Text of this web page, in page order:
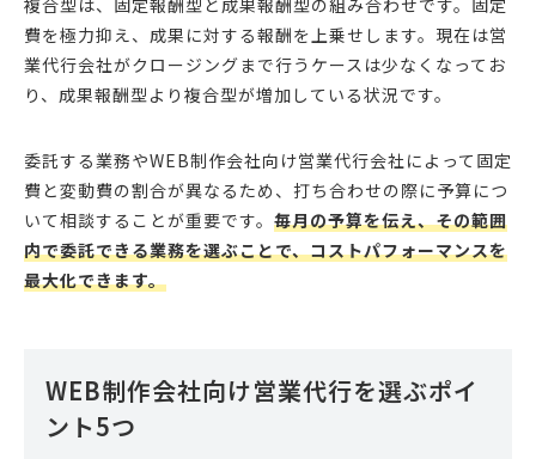
複合型は、固定報酬型と成果報酬型の組み合わせです。固定
費を極力抑え、成果に対する報酬を上乗せします。現在は営
業代行会社がクロージングまで行うケースは少なくなってお
り、成果報酬型より複合型が増加している状況です。
委託する業務やWEB制作会社向け営業代行会社によって固定
費と変動費の割合が異なるため、打ち合わせの際に予算につ
いて相談することが重要です。 毎月の予算を伝え、その範囲
内で委託できる業務を選ぶことで、コストパフォーマンスを
最大化できます。
WEB制作会社向け営業代行を選ぶポイ
ント5つ